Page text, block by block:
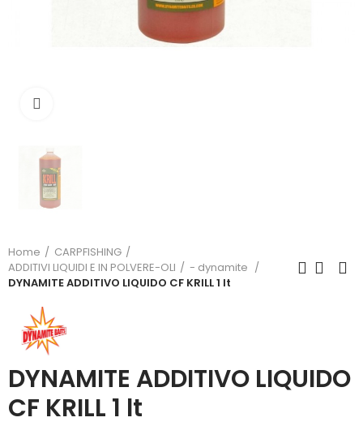
Home
CARPFISHING
ADDITIVI LIQUIDI E IN POLVERE-OLI
- dynamite
DYNAMITE ADDITIVO LIQUIDO CF KRILL 1 lt
DYNAMITE ADDITIVO LIQUIDO
CF KRILL 1 lt